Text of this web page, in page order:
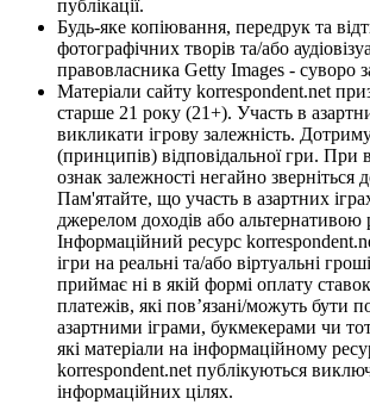
публікації.
Будь-яке копіювання, передрук та
фотографічних творів та/або
правовласника Getty Images - суворо
Матеріали сайту korrespondent.net
старше 21 року (21+). Участь в
викликати ігрову залежність.
(принципів) відповідальної гри. При
ознак залежності негайно зверніться
Пам'ятайте, що участь в азартних
джерелом доходів або альтернативою
Інформаційний ресурс
ігри на реальні та/або віртуальні
приймає ні в якій формі оплату
платежів, які пов’язані/можуть бути
азартними іграми, букмекерами чи
які матеріали на інформаційному
korrespondent.net публікуються
інформаційних цілях.